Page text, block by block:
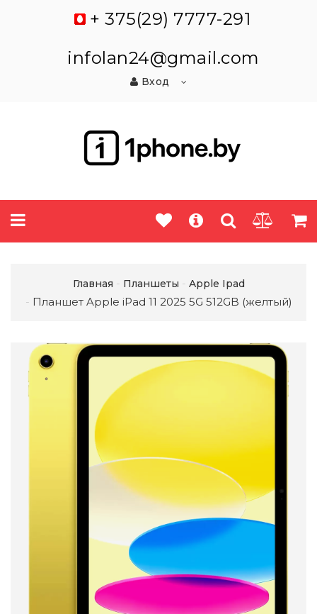
+ 375(29) 7777-291
infolan24@gmail.com
Вход
Главная Планшеты Apple Ipad
Планшет Apple iPad 11 2025 5G 512GB (желтый)